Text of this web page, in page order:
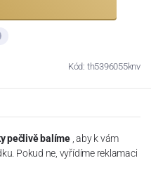
Kód: th5396055knv
pečlivě balíme , aby k vám
Pokud ne, vyřídíme reklamaci